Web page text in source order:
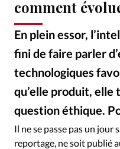
Faire un don
Emploi
Se connecter
Édition: Internationale
Devise: CHF
RUBRIQUES
Tous les articles
comment
En plein essor,
fini de faire parler
technologiques
qu’elle produit, elle
question éthique.
Il ne se passe pas un jour
reportage, ne soit publié